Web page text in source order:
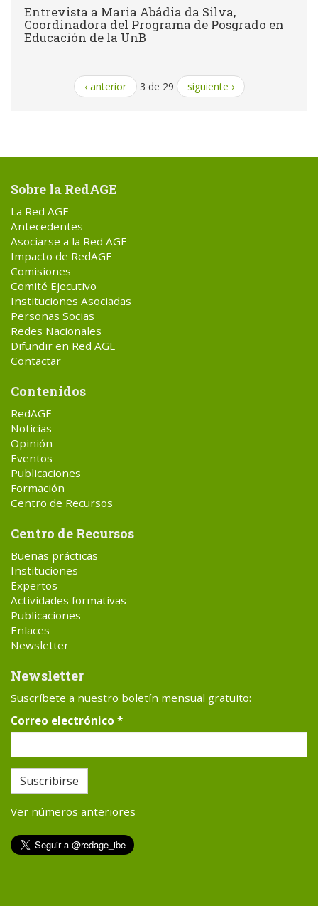
Entrevista a Maria Abádia da Silva,
Coordinadora del Programa de Posgrado en
Educación de la UnB
‹ anterior 3 de 29 siguiente ›
Sobre la RedAGE
La Red AGE
Antecedentes
Asociarse a la Red AGE
Impacto de RedAGE
Comisiones
Comité Ejecutivo
Instituciones Asociadas
Personas Socias
Redes Nacionales
Difundir en Red AGE
Contactar
Contenidos
RedAGE
Noticias
Opinión
Eventos
Publicaciones
Formación
Centro de Recursos
Centro de Recursos
Buenas prácticas
Instituciones
Expertos
Actividades formativas
Publicaciones
Enlaces
Newsletter
Newsletter
Suscríbete a nuestro boletín mensual gratuito:
Correo electrónico *
Suscribirse
Ver números anteriores